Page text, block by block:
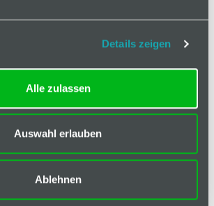
Details zeigen
Alle zulassen
Auswahl erlauben
Ablehnen
Technische Spezifikation
nein
verzinkt
glasfaserverstärkt